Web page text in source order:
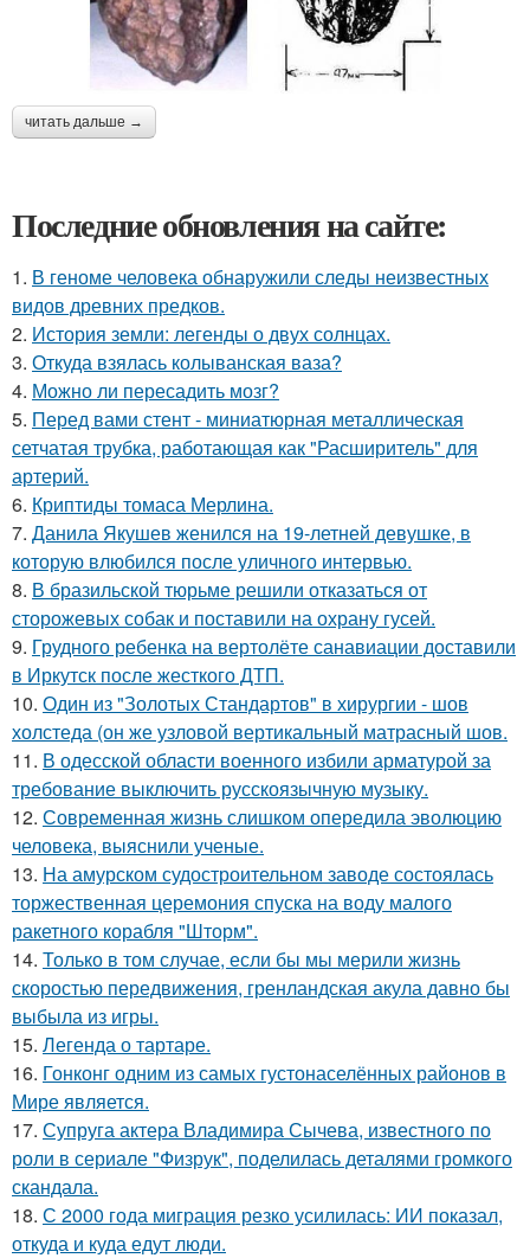
читать дальше →
Последние обновления на сайте:
1. В геноме человека обнаружили следы неизвестных
видов древних предков.
2. История земли: легенды о двух солнцах.
3. Откуда взялась колыванская ваза?
4. Можно ли пересадить мозг?
5. Перед вами стент - миниатюрная металлическая
сетчатая трубка, работающая как "Расширитель" для
артерий.
6. Криптиды томаса Мерлина.
7. Данила Якушев женился на 19-летней девушке, в
которую влюбился после уличного интервью.
8. В бразильской тюрьме решили отказаться от
сторожевых собак и поставили на охрану гусей.
9. Грудного ребенка на вертолёте санавиации доставили
в Иркутск после жесткого ДТП.
10. Один из "Золотых Стандартов" в хирургии - шов
холстеда (он же узловой вертикальный матрасный шов.
11. В одесской области военного избили арматурой за
требование выключить русскоязычную музыку.
12. Современная жизнь слишком опередила эволюцию
человека, выяснили ученые.
13. На амурском судостроительном заводе состоялась
торжественная церемония спуска на воду малого
ракетного корабля "Шторм".
14. Только в том случае, если бы мы мерили жизнь
скоростью передвижения, гренландская акула давно бы
выбыла из игры.
15. Легенда о тартаре.
16. Гонконг одним из самых густонаселённых районов в
Мире является.
17. Супруга актера Владимира Сычева, известного по
роли в сериале "Физрук", поделилась деталями громкого
скандала.
18. С 2000 года миграция резко усилилась: ИИ показал,
откуда и куда едут люди.